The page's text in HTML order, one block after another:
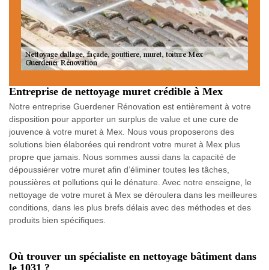
Entreprise de nettoyage muret crédible à Mex
Notre entreprise Guerdener Rénovation est entièrement à votre
disposition pour apporter un surplus de value et une cure de
jouvence à votre muret à Mex. Nous vous proposerons des
solutions bien élaborées qui rendront votre muret à Mex plus
propre que jamais. Nous sommes aussi dans la capacité de
dépoussiérer votre muret afin d’éliminer toutes les tâches,
poussières et pollutions qui le dénature. Avec notre enseigne, le
nettoyage de votre muret à Mex se déroulera dans les meilleures
conditions, dans les plus brefs délais avec des méthodes et des
produits bien spécifiques.
Où trouver un spécialiste en nettoyage bâtiment dans
le 1031 ?